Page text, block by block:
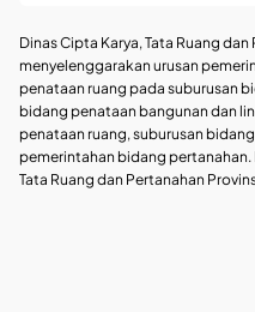
Dinas Cipta Karya, Tata Ruang
menyelenggarakan urusan
penataan ruang pada suburusan
bidang penataan bangunan dan
penataan ruang, suburusan
pemerintahan bidang pertanahan.
Tata Ruang dan Pertanahan